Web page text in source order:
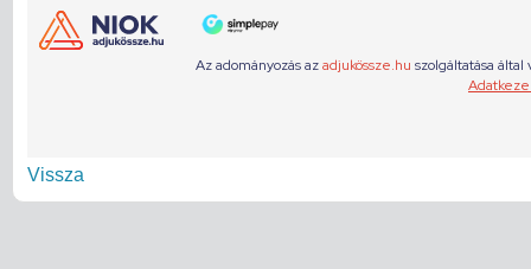
Vissza